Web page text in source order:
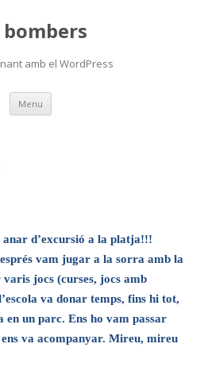
bombers
amb el WordPress
Menu Skip
content
d’excursió a la platja!!!
vam jugar a la sorra amb la
jocs (curses, jocs amb
va donar temps, fins hi tot,
en un parc. Ens ho vam passar
va acompanyar. Mireu, mireu